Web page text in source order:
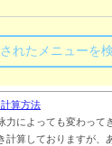
れたメニューを
算方法
力によっても変わって
計算しておりますが、